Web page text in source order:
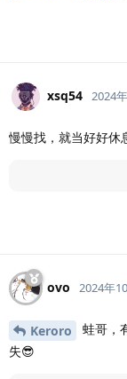
xsq54 2024
慢慢找，就当好好休
ovo 2024年
Keroro
蛙哥，
失😎